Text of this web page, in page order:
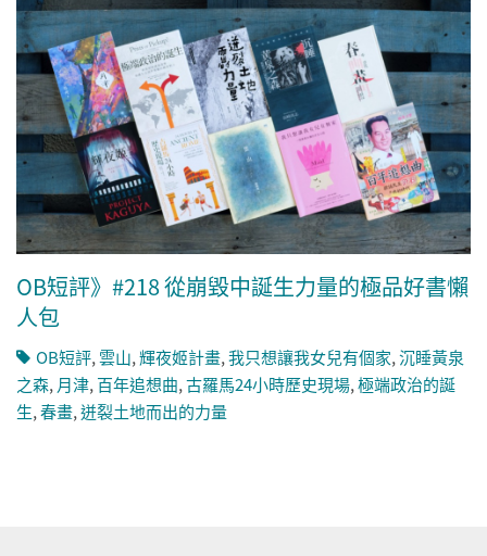
OB短評》#218 從崩毀中誕生力量的極品好書懶
人包
OB短評,雲山,輝夜姬計畫,我只想讓我女兒有個家,沉睡黃泉
之森,月津,百年追想曲,古羅馬24小時歷史現場,極端政治的誕
生,春畫,迸裂土地而出的力量